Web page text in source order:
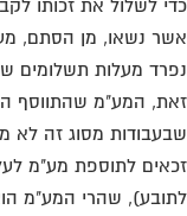
לשלול את זכותו
נשאו, מן הסתם,
מעלות תשלומים
מסוג זה לא
לתוספת מע"מ
שהרי המע"מ הוא